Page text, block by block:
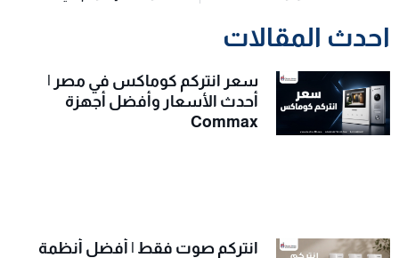
احدث المقالات
سعر انتركم كوماكس في مصر |
أحدث الأسعار وأفضل أجهزة
Commax
انتركم صوت فقط | أفضل أنظمة